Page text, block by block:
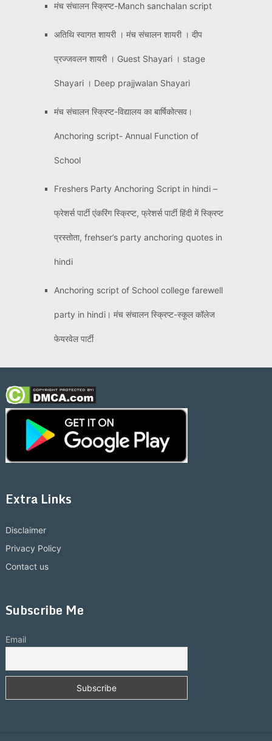
मंच संचालन स्क्रिप्ट-Manch sanchalan script
अतिथि स्वागत शायरी । मंच संचालन शायरी । दीप
प्रज्जवलन शायरी । Guest Shayari । stage
Shayari । Deep prajjwalan Shayari
मंच संचालन स्क्रिप्ट-विद्यालय का बार्षिकोत्सव।
Anchoring script- Annual Function of
School
Freshers Party Anchoring Script in hindi –
फ्रेशर्स पार्टी एंकरिंग स्क्रिप्ट, फ्रेशर्स पार्टी हिंदी में स्क्रिप्ट
प्रस्तोता, frehser’s party anchoring quotes in
hindi
Anchoring script of School college farewell
party in hindi। मंच संचालन स्क्रिप्ट-स्कूल कॉलेज
फेयरवेल पार्टी
Extra Links
Disclaimer
Privacy Policy
Contact us
Subscribe Me
Email